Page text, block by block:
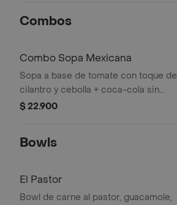
Combos
Combo Sopa Mexicana
Sopa a base de tomate con toque de
cilantro y cebolla + coca-cola sin
azúcar 300 ml. ***foto incluye
$ 22.900
Bowls
El Pastor
Bowl de carne al pastor, guacamole,